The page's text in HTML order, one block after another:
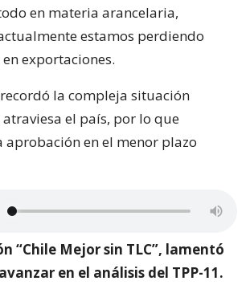
en materia arancelaria,
estamos perdiendo
exportaciones.
recordó la compleja situación
el país, por lo que
aprobación en el menor plazo
“Chile Mejor sin TLC”, lamentó
en el análisis del TPP-11.